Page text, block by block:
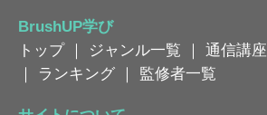
BrushUP学び
トップ｜ ジャンル一覧 ｜ 通信講座
｜
ランキング ｜ 監修者一覧